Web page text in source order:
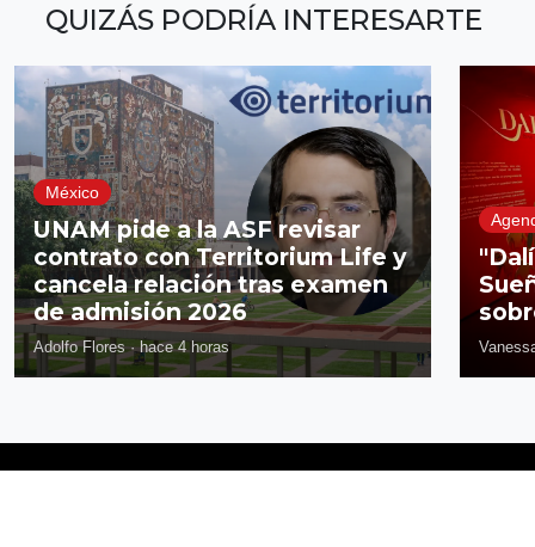
QUIZÁS PODRÍA INTERESARTE
México
UNAM pide a la ASF revisar
contrato con Territorium Life y
cancela relación tras examen
de admisión 2026
Adolfo Flores·hace 4 horas